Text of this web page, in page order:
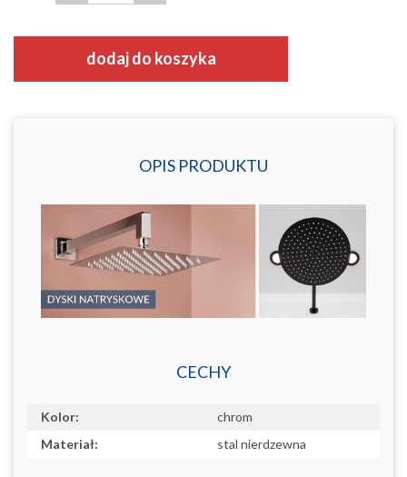
dodaj do koszyka
OPIS PRODUKTU
CECHY
Kolor:
chrom
Materiał:
stal nierdzewna